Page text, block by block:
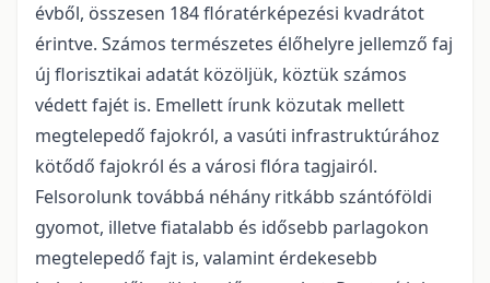
évből, összesen 184 fló­ratérké­pezési kvadrátot
érintve. Számos természetes élőhelyre jellemző faj
új florisztikai adatát közöl­jük, köztük számos
védett fajét is. Emellett írunk közutak mellett
megtelepedő fajokról, a vasúti infrastruktúrához
kötődő fajokról és a városi flóra tagjairól.
Felsorolunk továbbá néhány ritkább szántóföldi
gyomot, illetve fiatalabb és idősebb parlagokon
megtele­pedő fajt is, valamint érdeke­sebb